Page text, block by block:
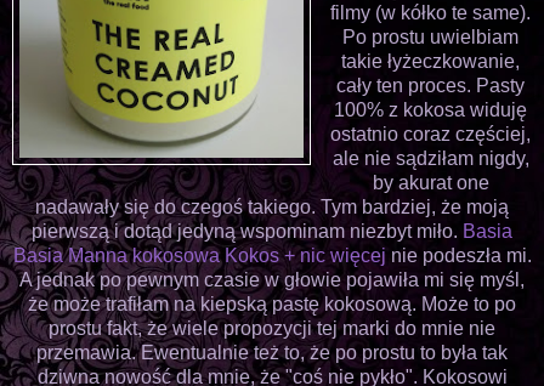
filmy (w kółko te same).
Po prostu uwielbiam
takie łyżeczkowanie,
cały ten proces. Pasty
100% z kokosa widuję
ostatnio coraz częściej,
ale nie sądziłam nigdy,
by akurat one
nadawały się do czegoś takiego. Tym bardziej, że moją
pierwszą i dotąd jedyną wspominam niezbyt miło. Basia
Basia Manna kokosowa Kokos + nic więcej nie podeszła mi.
A jednak po pewnym czasie w głowie pojawiła mi się myśl,
że może trafiłam na kiepską pastę kokosową. Może to po
prostu fakt, że wiele propozycji tej marki do mnie nie
przemawia. Ewentualnie też to, że po prostu to była tak
dziwna nowość dla mnie, że "coś nie pykło". Kokosowi